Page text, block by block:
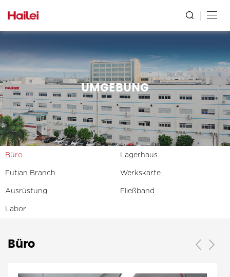
UMGEBUNG
Büro Lagerhaus
Futian Branch Werkskarte
Ausrüstung Fließband
Labor
Büro